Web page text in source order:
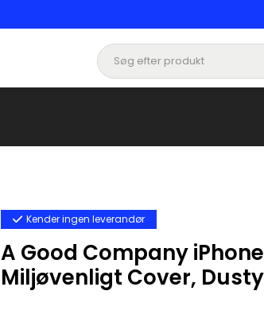
Kender ingen leverandør
A Good Company iPhone
Miljøvenligt Cover,